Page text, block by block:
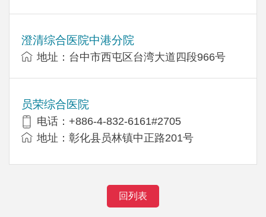
澄清综合医院中港分院
地址：台中市西屯区台湾大道四段966号
员荣综合医院
电话：+886-4-832-6161#2705
地址：彰化县员林镇中正路201号
回列表